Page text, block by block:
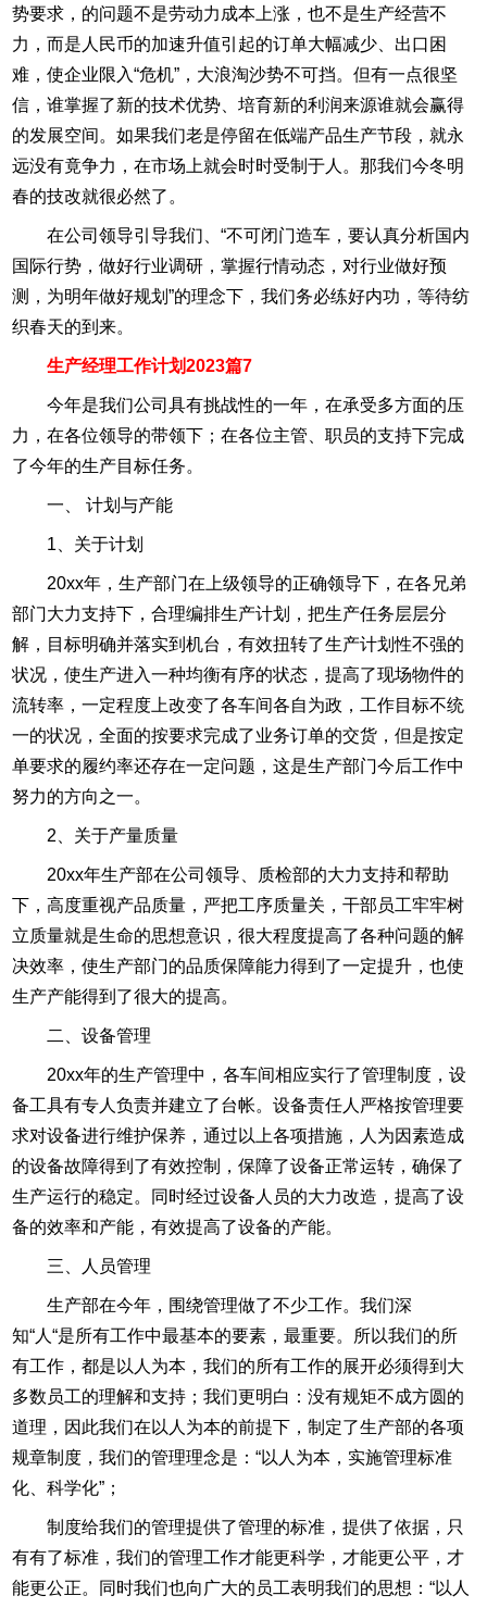
势要求，的问题不是劳动力成本上涨，也不是生产经营不
力，而是人民币的加速升值引起的订单大幅减少、出口困
难，使企业限入“危机”，大浪淘沙势不可挡。但有一点很坚
信，谁掌握了新的技术优势、培育新的利润来源谁就会赢得
的发展空间。如果我们老是停留在低端产品生产节段，就永
远没有竟争力，在市场上就会时时受制于人。那我们今冬明
春的技改就很必然了。
在公司领导引导我们、“不可闭门造车，要认真分析国内
国际行势，做好行业调研，掌握行情动态，对行业做好预
测，为明年做好规划”的理念下，我们务必练好内功，等待纺
织春天的到来。
生产经理工作计划2023篇7
今年是我们公司具有挑战性的一年，在承受多方面的压
力，在各位领导的带领下；在各位主管、职员的支持下完成
了今年的生产目标任务。
一、 计划与产能
1、关于计划
20xx年，生产部门在上级领导的正确领导下，在各兄弟
部门大力支持下，合理编排生产计划，把生产任务层层分
解，目标明确并落实到机台，有效扭转了生产计划性不强的
状况，使生产进入一种均衡有序的状态，提高了现场物件的
流转率，一定程度上改变了各车间各自为政，工作目标不统
一的状况，全面的按要求完成了业务订单的交货，但是按定
单要求的履约率还存在一定问题，这是生产部门今后工作中
努力的方向之一。
2、关于产量质量
20xx年生产部在公司领导、质检部的大力支持和帮助
下，高度重视产品质量，严把工序质量关，干部员工牢牢树
立质量就是生命的思想意识，很大程度提高了各种问题的解
决效率，使生产部门的品质保障能力得到了一定提升，也使
生产产能得到了很大的提高。
二、设备管理
20xx年的生产管理中，各车间相应实行了管理制度，设
备工具有专人负责并建立了台帐。设备责任人严格按管理要
求对设备进行维护保养，通过以上各项措施，人为因素造成
的设备故障得到了有效控制，保障了设备正常运转，确保了
生产运行的稳定。同时经过设备人员的大力改造，提高了设
备的效率和产能，有效提高了设备的产能。
三、人员管理
生产部在今年，围绕管理做了不少工作。我们深
知“人“是所有工作中最基本的要素，最重要。所以我们的所
有工作，都是以人为本，我们的所有工作的展开必须得到大
多数员工的理解和支持；我们更明白：没有规矩不成方圆的
道理，因此我们在以人为本的前提下，制定了生产部的各项
规章制度，我们的管理理念是：“以人为本，实施管理标准
化、科学化”；
制度给我们的管理提供了管理的标准，提供了依据，只
有有了标准，我们的管理工作才能更科学，才能更公平，才
能更公正。同时我们也向广大的员工表明我们的思想：“以人